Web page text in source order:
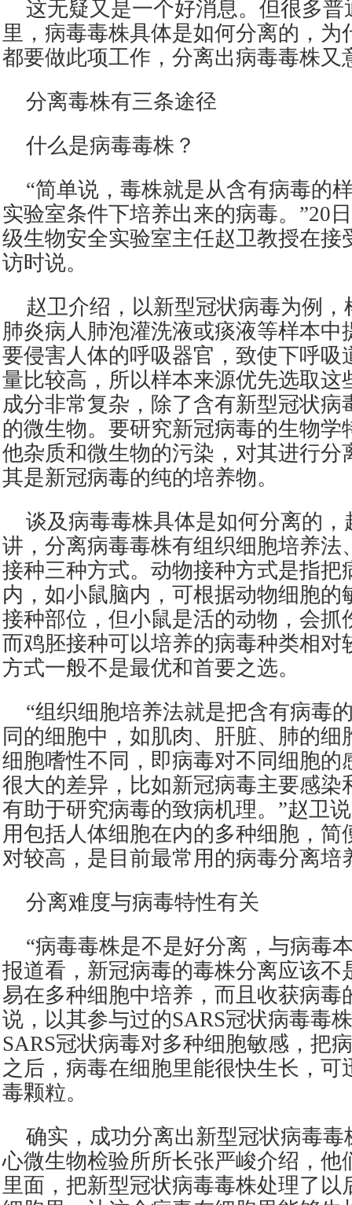
这无疑又是一个好消息。但很多
里，病毒毒株具体是如何分离的，为
都要做此项工作，分离出病毒毒株又
分离毒株有三条途径
什么是病毒毒株？
“简单说，毒株就是从含有病毒的
实验室条件下培养出来的病毒。”20
级生物安全实验室主任赵卫教授在接
访时说。
赵卫介绍，以新型冠状病毒为例
肺炎病人肺泡灌洗液或痰液等样本中
要侵害人体的呼吸器官，致使下呼吸
量比较高，所以样本来源优先选取这
成分非常复杂，除了含有新型冠状病
的微生物。要研究新冠病毒的生物学
他杂质和微生物的污染，对其进行分
其是新冠病毒的纯的培养物。
谈及病毒毒株具体是如何分离的
讲，分离病毒毒株有组织细胞培养法
接种三种方式。动物接种方式是指把
内，如小鼠脑内，可根据动物细胞的
接种部位，但小鼠是活的动物，会抓
而鸡胚接种可以培养的病毒种类相对
方式一般不是最优和首要之选。
“组织细胞培养法就是把含有病毒
同的细胞中，如肌肉、肝脏、肺的细
细胞嗜性不同，即病毒对不同细胞的
很大的差异，比如新冠病毒主要感染
有助于研究病毒的致病机理。”赵卫
用包括人体细胞在内的多种细胞，简
对较高，是目前最常用的病毒分离培
分离难度与病毒特性有关
“病毒毒株是不是好分离，与病毒
报道看，新冠病毒的毒株分离应该不
易在多种细胞中培养，而且收获病毒
说，以其参与过的SARS冠状病毒毒
SARS冠状病毒对多种细胞敏感，把
之后，病毒在细胞里能很快生长，可
毒颗粒。
确实，成功分离出新型冠状病毒
心微生物检验所所长张严峻介绍，他
里面，把新型冠状病毒毒株处理了以